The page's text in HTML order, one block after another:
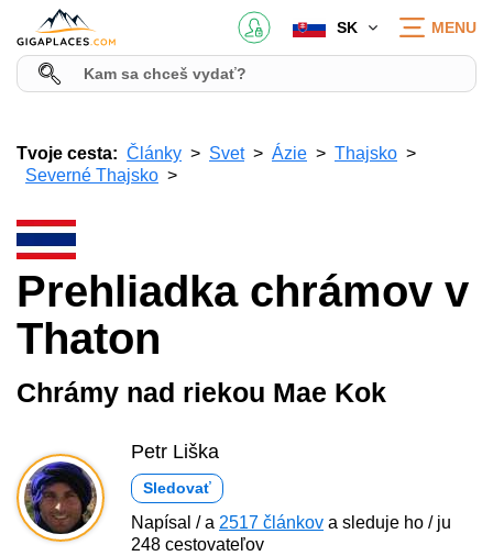
SK MENU
Tvoje cesta: Články Svet Ázie
Thajsko
Severné Thajsko
Prehliadka chrámov v
Thaton
Chrámy nad riekou Mae Kok
Petr Liška
Sledovať
Napísal / a 2517 článkov a sleduje ho / ju
248 cestovateľov